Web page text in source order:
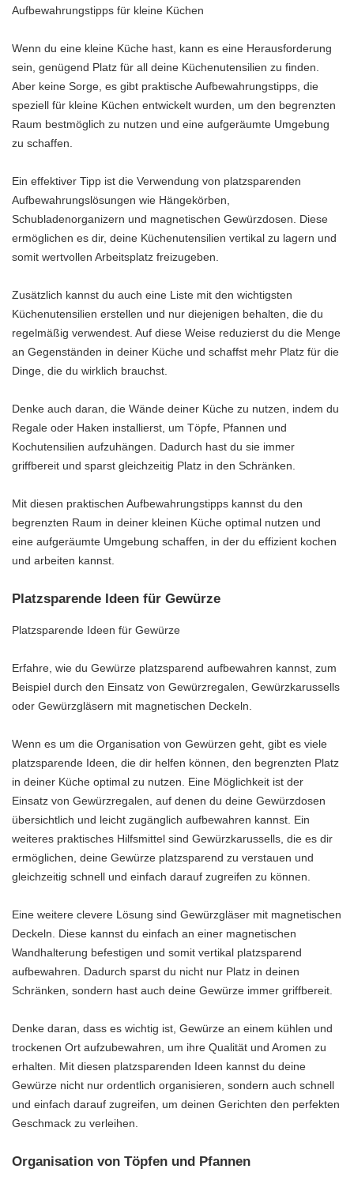
Aufbewahrungstipps für kleine Küchen
Wenn du eine kleine Küche hast, kann es eine Herausforderung
sein, genügend Platz für all deine Küchenutensilien zu finden.
Aber keine Sorge, es gibt praktische Aufbewahrungstipps, die
speziell für kleine Küchen entwickelt wurden, um den begrenzten
Raum bestmöglich zu nutzen und eine aufgeräumte Umgebung
zu schaffen.
Ein effektiver Tipp ist die Verwendung von platzsparenden
Aufbewahrungslösungen wie Hängekörben,
Schubladenorganizern und magnetischen Gewürzdosen. Diese
ermöglichen es dir, deine Küchenutensilien vertikal zu lagern und
somit wertvollen Arbeitsplatz freizugeben.
Zusätzlich kannst du auch eine Liste mit den wichtigsten
Küchenutensilien erstellen und nur diejenigen behalten, die du
regelmäßig verwendest. Auf diese Weise reduzierst du die Menge
an Gegenständen in deiner Küche und schaffst mehr Platz für die
Dinge, die du wirklich brauchst.
Denke auch daran, die Wände deiner Küche zu nutzen, indem du
Regale oder Haken installierst, um Töpfe, Pfannen und
Kochutensilien aufzuhängen. Dadurch hast du sie immer
griffbereit und sparst gleichzeitig Platz in den Schränken.
Mit diesen praktischen Aufbewahrungstipps kannst du den
begrenzten Raum in deiner kleinen Küche optimal nutzen und
eine aufgeräumte Umgebung schaffen, in der du effizient kochen
und arbeiten kannst.
Platzsparende Ideen für Gewürze
Platzsparende Ideen für Gewürze
Erfahre, wie du Gewürze platzsparend aufbewahren kannst, zum
Beispiel durch den Einsatz von Gewürzregalen, Gewürzkarussells
oder Gewürzgläsern mit magnetischen Deckeln.
Wenn es um die Organisation von Gewürzen geht, gibt es viele
platzsparende Ideen, die dir helfen können, den begrenzten Platz
in deiner Küche optimal zu nutzen. Eine Möglichkeit ist der
Einsatz von Gewürzregalen, auf denen du deine Gewürzdosen
übersichtlich und leicht zugänglich aufbewahren kannst. Ein
weiteres praktisches Hilfsmittel sind Gewürzkarussells, die es dir
ermöglichen, deine Gewürze platzsparend zu verstauen und
gleichzeitig schnell und einfach darauf zugreifen zu können.
Eine weitere clevere Lösung sind Gewürzgläser mit magnetischen
Deckeln. Diese kannst du einfach an einer magnetischen
Wandhalterung befestigen und somit vertikal platzsparend
aufbewahren. Dadurch sparst du nicht nur Platz in deinen
Schränken, sondern hast auch deine Gewürze immer griffbereit.
Denke daran, dass es wichtig ist, Gewürze an einem kühlen und
trockenen Ort aufzubewahren, um ihre Qualität und Aromen zu
erhalten. Mit diesen platzsparenden Ideen kannst du deine
Gewürze nicht nur ordentlich organisieren, sondern auch schnell
und einfach darauf zugreifen, um deinen Gerichten den perfekten
Geschmack zu verleihen.
Organisation von Töpfen und Pfannen